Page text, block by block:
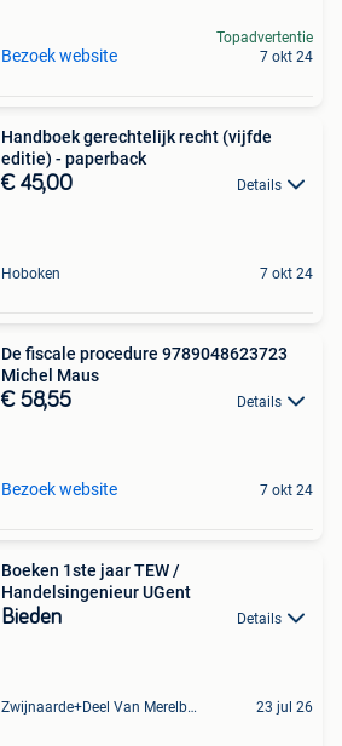
Bezoek website
Topadvertentie
7 okt 24
Handboek gerechtelijk recht (vijfde
editie) - paperback
€ 45,00 Details
Hoboken 7 okt 24
De fiscale procedure 9789048623723
Michel Maus
€ 58,55 Details
Bezoek website 7 okt 24
Boeken 1ste jaar TEW /
Handelsingenieur UGent
Bieden Details
Zwijnaarde+Deel Van Merelbeke 23 jul 26